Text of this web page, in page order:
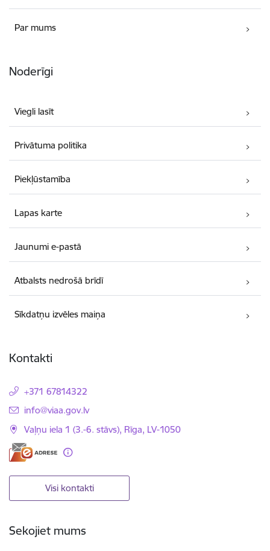
Par mums
Noderīgi
Viegli lasīt
Privātuma politika
Piekļūstamība
Lapas karte
Jaunumi e-pastā
Atbalsts nedrošā brīdī
Sīkdatņu izvēles maiņa
Kontakti
+371 67814322
E-pasts:
info@viaa.gov.lv
Vaļņu iela 1 (3.-6. stāvs), Rīga, LV-1050
Visi kontakti
Sekojiet mums